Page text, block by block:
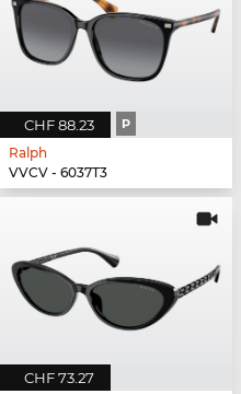
CHF 88.23 P
Ralph
VVCV - 6037T3
CHF 73.27